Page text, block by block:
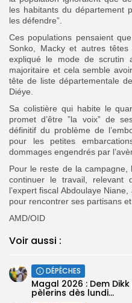
les habitants du département
les défendre”.
Ces populations pensaient
Sonko, Macky et autres
expliqué le mode de scrutin
majoritaire et cela semble
tête de liste départementale
Diéye.
Sa colistière qui habite le
promet d’être ”la voix” de
définitif du problème de
pour les petites
dommages engendrés par
Pour le reste de la campagne,
continuer le travail, relevant
l’expert fiscal Abdoulaye
pour rencontrer ses partisans
AMD/OID
Voir aussi :
DÉPÊCHES
Magal 2026 : Dem
pèlerins dès lundi...